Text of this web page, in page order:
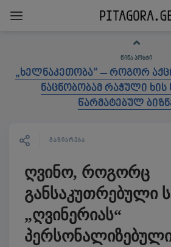
ᲬᲘᲜᲐ ᲞᲝᲡᲢᲘ
„ხელნაკეთობა“ – როგორ
ნაცნობობამ რაჭული ხის
წარმატებულ
ᲒᲐᲖᲘᲐᲠᲔᲑᲐ
ღვინო, როგორც
განსაკუთრებული
„ღვინერიას“